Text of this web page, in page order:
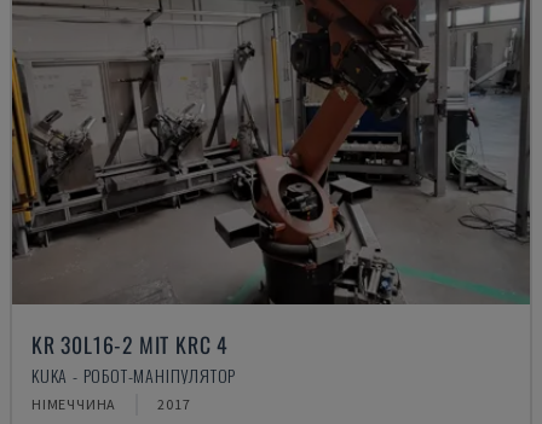
KR 30L16-2 MIT KRC 4
KUKA - РОБОТ-МАНІПУЛЯТОР
НІМЕЧЧИНА 2017